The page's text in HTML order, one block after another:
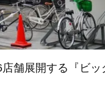
舗展開する『ビッ